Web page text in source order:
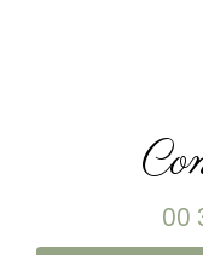
00